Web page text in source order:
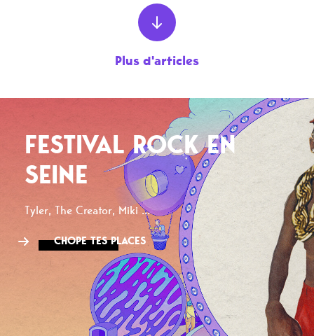
Plus d'articles
FESTIVAL ROCK EN
SEINE
Tyler, The Creator, Miki ...
CHOPE TES PLACES